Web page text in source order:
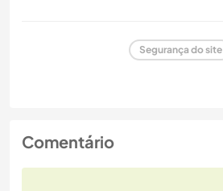
Segurança do site
Comentário